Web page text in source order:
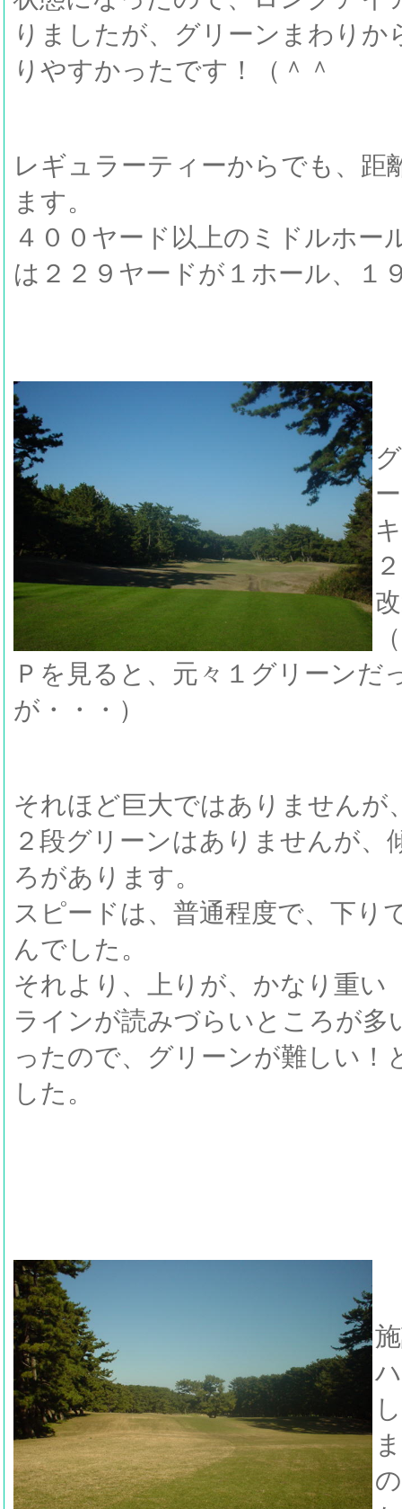
りましたが、グリーンまわり
りやすかったです！（＾＾
レギュラーティーからでも、距
ます。
４００ヤード以上のミドルホー
は２２９ヤードが１ホール、１
Ｐを見ると、元々１グリーンだ
が・・・）
それほど巨大ではありませんが
２段グリーンはありませんが
ろがあります。
スピードは、普通程度で、下り
んでした。
それより、上りが、かなり重い
ラインが読みづらいところが
ったので、グリーンが難しい！
した。